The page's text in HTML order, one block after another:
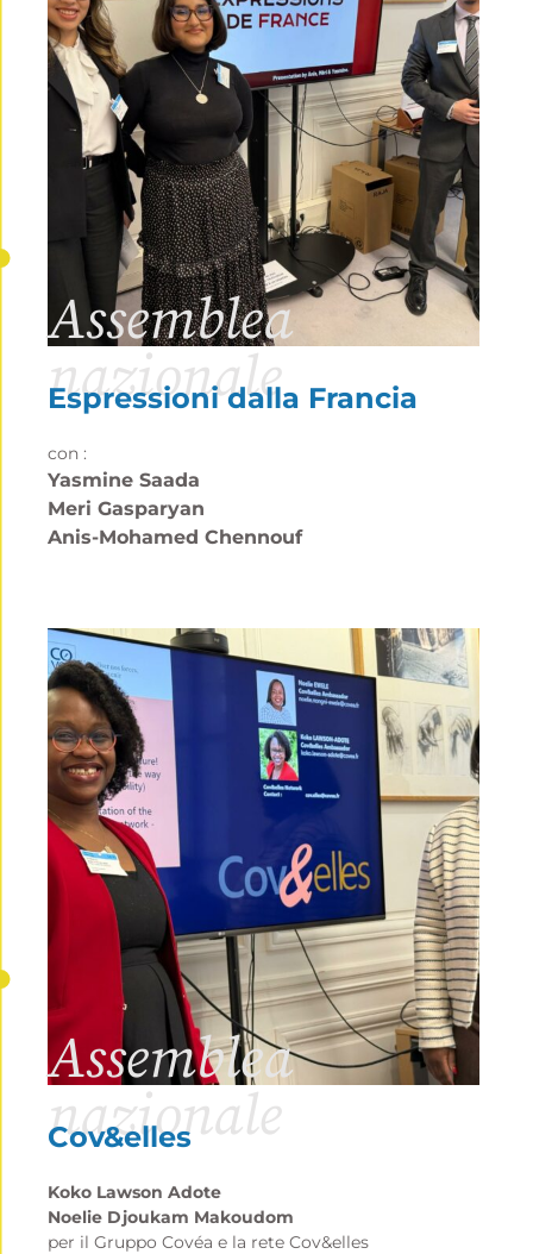
Espressioni dalla Francia
Assemblea
nazionale
con :
Yasmine Saada
Meri Gasparyan
Anis-Mohamed Chennouf
Cov&elles
Assemblea
nazionale
Koko Lawson Adote
Noelie Djoukam Makoudom
per ilGruppo Covéa e la rete Cov&elles